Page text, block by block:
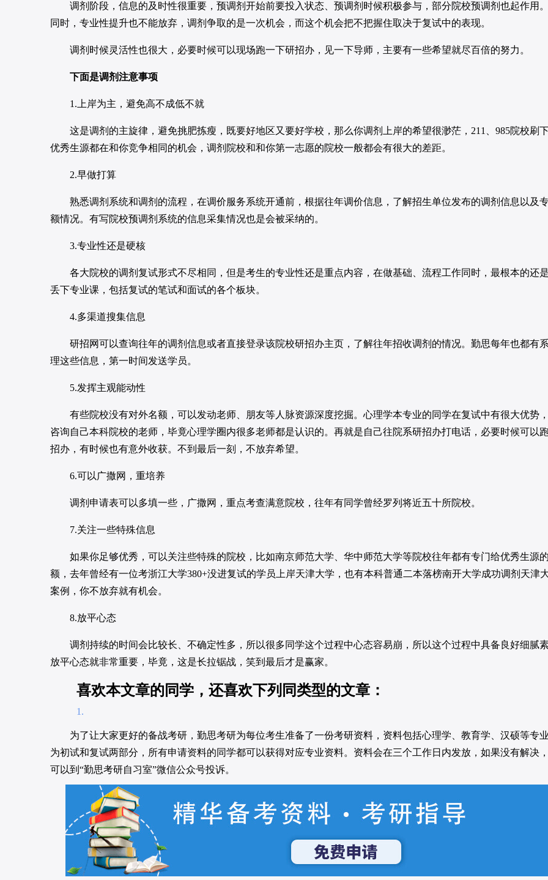
调剂阶段，信息的及时性很重要，预调剂开始前要投入状态、预调剂时候积极参与，部分院校预调剂也起作用
同时，专业性提升也不能放弃，调剂争取的是一次机会，而这个机会把不把握住取决于复试中的表现。
调剂时候灵活性也很大，必要时候可以现场跑一下研招办，见一下导师，主要有一些希望就尽百倍的努力。
下面是调剂注意事项
1.上岸为主，避免高不成低不就
这是调剂的主旋律，避免挑肥拣瘦，既要好地区又要好学校，那么你调剂上岸的希望很渺茫，211、985院校刷
优秀生源都在和你竞争相同的机会，调剂院校和和你第一志愿的院校一般都会有很大的差距。
2.早做打算
熟悉调剂系统和调剂的流程，在调价服务系统开通前，根据往年调价信息，了解招生单位发布的调剂信息以及
额情况。有写院校预调剂系统的信息采集情况也是会被采纳的。
3.专业性还是硬核
各大院校的调剂复试形式不尽相同，但是考生的专业性还是重点内容，在做基础、流程工作同时，最根本的还
丢下专业课，包括复试的笔试和面试的各个板块。
4.多渠道搜集信息
研招网可以查询往年的调剂信息或者直接登录该院校研招办主页，了解往年招收调剂的情况。勤思每年也都有
理这些信息，第一时间发送学员。
5.发挥主观能动性
有些院校没有对外名额，可以发动老师、朋友等人脉资源深度挖掘。心理学本专业的同学在复试中有很大优势
咨询自己本科院校的老师，毕竟心理学圈内很多老师都是认识的。再就是自己往院系研招办打电话，必要时候可以
招办，有时候也有意外收获。不到最后一刻，不放弃希望。
6.可以广撒网，重培养
调剂申请表可以多填一些，广撒网，重点考查满意院校，往年有同学曾经罗列将近五十所院校。
7.关注一些特殊信息
如果你足够优秀，可以关注些特殊的院校，比如南京师范大学、华中师范大学等院校往年都有专门给优秀生源
额，去年曾经有一位考浙江大学380+没进复试的学员上岸天津大学，也有本科普通二本落榜南开大学成功调剂天津
案例，你不放弃就有机会。
8.放平心态
调剂持续的时间会比较长、不确定性多，所以很多同学这个过程中心态容易崩，所以这个过程中具备良好细腻素
放平心态就非常重要，毕竟，这是长拉锯战，笑到最后才是赢家。
喜欢本文章的同学，还喜欢下列同类型的文章：
为了让大家更好的备战考研，勤思考研为每位考生准备了一份考研资料，资料包括心理学、教育学、汉硕等专
为初试和复试两部分，所有申请资料的同学都可以获得对应专业资料。资料会在三个工作日内发放，如果没有解决
可以到“勤思考研自习室”微信公众号投诉。